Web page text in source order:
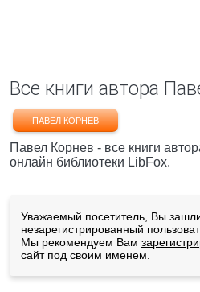
Все книги автора
ПАВЕЛ КОРНЕВ
Павел Корнев - все книги
онлайн библиотеки LibFox.
Уважаемый посетитель, Вы
незарегистрированный
Мы рекомендуем Вам
сайт под своим именем.